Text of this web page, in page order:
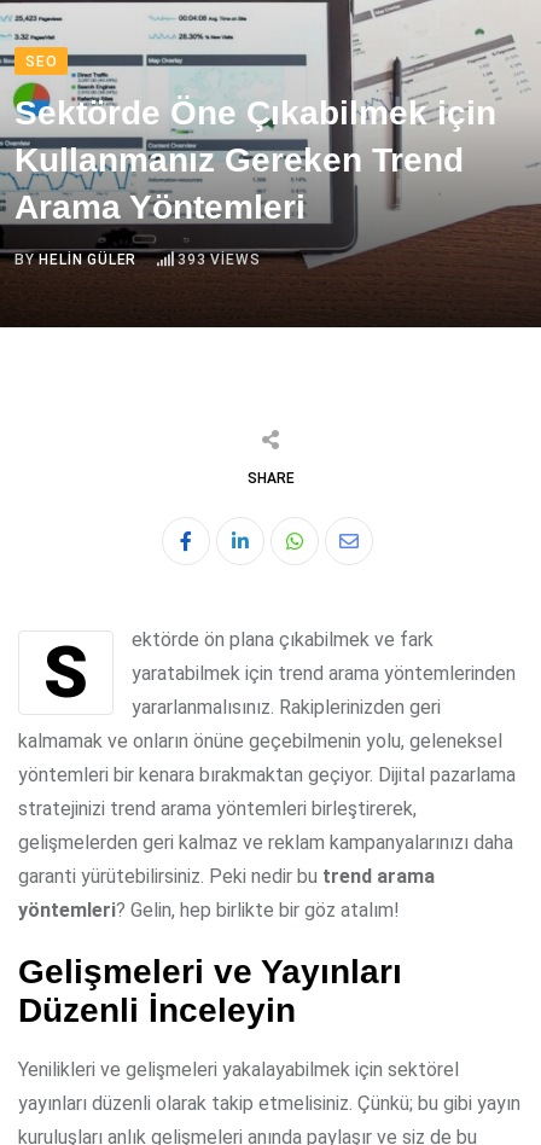
SEO
Sektörde Öne Çıkabilmek için
Kullanmanız Gereken Trend
Arama Yöntemleri
BYHELIN GÜLER 393VIEWS
SHARE
Whatsapp
Share
Sektörde ön plana çıkabilmek ve fark
yaratabilmek için trend arama yöntemlerinden
yararlanmalısınız. Rakiplerinizden geri
kalmamak ve onların önüne geçebilmenin yolu, geleneksel
yöntemleri bir kenara bırakmaktan geçiyor. Dijital pazarlama
stratejinizi trend arama yöntemleri birleştirerek,
gelişmelerden geri kalmaz ve reklam kampanyalarınızı daha
garanti yürütebilirsiniz. Peki nedir bu trend arama
yöntemleri? Gelin, hep birlikte bir göz atalım!
Gelişmeleri ve Yayınları
Düzenli İnceleyin
Yenilikleri ve gelişmeleri yakalayabilmek için sektörel
yayınları düzenli olarak takip etmelisiniz. Çünkü; bu gibi yayın
kuruluşları anlık gelişmeleri anında paylaşır ve siz de bu